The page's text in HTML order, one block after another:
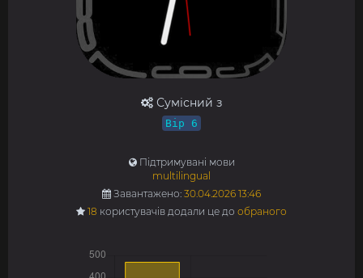
Сумісний з
Bip 6
Підтримувані мови
multilingual
Завантажено: 30.04.2026 13:46
18 користувачів додали це до обраного